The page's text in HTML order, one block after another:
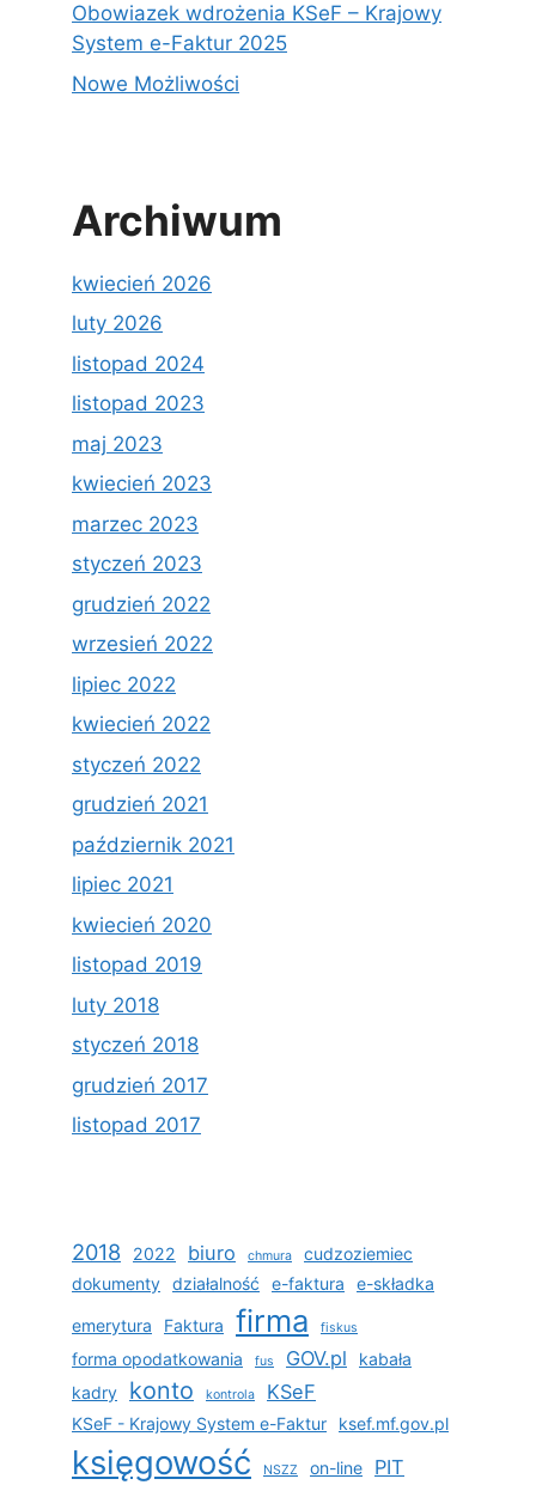
Obowiazek wdrożenia KSeF – Krajowy
System e-Faktur 2025
Nowe Możliwości
Archiwum
kwiecień 2026
luty 2026
listopad 2024
listopad 2023
maj 2023
kwiecień 2023
marzec 2023
styczeń 2023
grudzień 2022
wrzesień 2022
lipiec 2022
kwiecień 2022
styczeń 2022
grudzień 2021
październik 2021
lipiec 2021
kwiecień 2020
listopad 2019
luty 2018
styczeń 2018
grudzień 2017
listopad 2017
2018 2022 biuro chmura
cudzoziemiec
dokumenty działalność e-faktura e-składka
emerytura Faktura firma fiskus
forma opodatkowania fus GOV.pl
kabała
kadry
konto kontrola KSeF
KSeF - Krajowy System e-Faktur ksef.mf.gov.pl
księgowość NSZZ on-line PIT